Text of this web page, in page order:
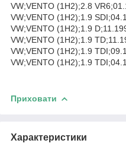
VW;VENTO (1H2);2.8
VW;VENTO (1H2);1.9
VW;VENTO (1H2);1.9
VW;VENTO (1H2);1.9
VW;VENTO (1H2);1.9
VW;VENTO (1H2);1.9
Приховати
Характеристики